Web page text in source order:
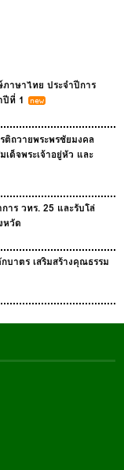
ภาษาไทย ประจำปีการ
ปีที่ 1
ติถวายพระพรชัยมงคล
ด็จพระเจ้าอยู่หัว และ
าร วทร. 25 และรับโล่
หวัด
บาตร เสริมสร้างคุณธรรม